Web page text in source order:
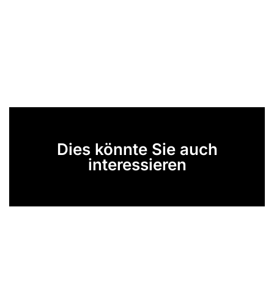
Dies könnte Sie auch
interessieren